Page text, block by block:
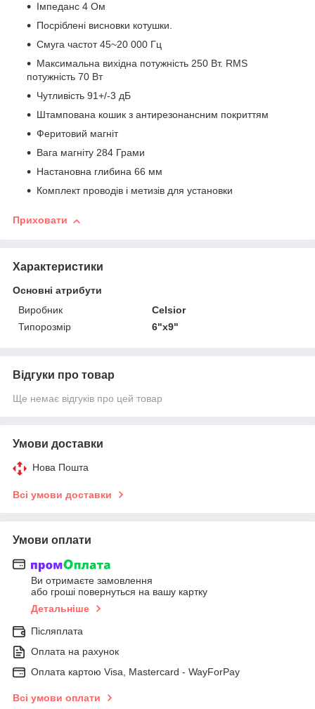
Імпеданс 4 Ом
Посріблені висновки котушки.
Смуга частот 45~20 000 Гц
Максимальна вихідна потужність 250 Вт. RMS
потужність 70 Вт
Чутливість 91+/-3 дБ
Штампована кошик з антирезонансним покриттям
Феритовий магніт
Вага магніту 284 Грами
Настановна глибина 66 мм
Комплект проводів і метизів для установки
Приховати
Характеристики
Основні атрибути
Виробник
Celsior
Типорозмір
6"х9"
Відгуки про товар
Ще немає відгуків про цей товар
Умови доставки
Нова Пошта
Всі умови доставки
Умови оплати
Ви отримаєте замовлення
або гроші повернуться на вашу картку
Детальніше
Післяплата
Оплата на рахунок
Оплата картою Visa, Mastercard - WayForPay
Всі умови оплати